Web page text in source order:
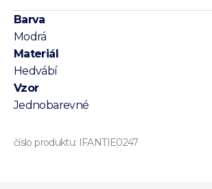
Barva
Modrá
Materiál
Hedvábí
Vzor
Jednobarevné
číslo produktu: IFANTIE0247